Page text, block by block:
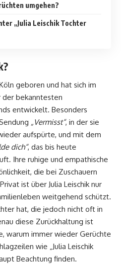
umgehen?
„Julia Leischik Tochter
geboren und hat sich im
der bekanntesten
entwickelt. Besonders
„Vermisst“, in der sie
aufspürte, und mit dem
dich“, das bis heute
Ihre ruhige und empathische
die bei Zuschauern
ist über Julia Leischik nur
weitgehend schützt.
hat, die jedoch nicht oft in
diese Zurückhaltung ist
warum immer wieder Gerüchte
wie „Julia Leischik
Beachtung finden.